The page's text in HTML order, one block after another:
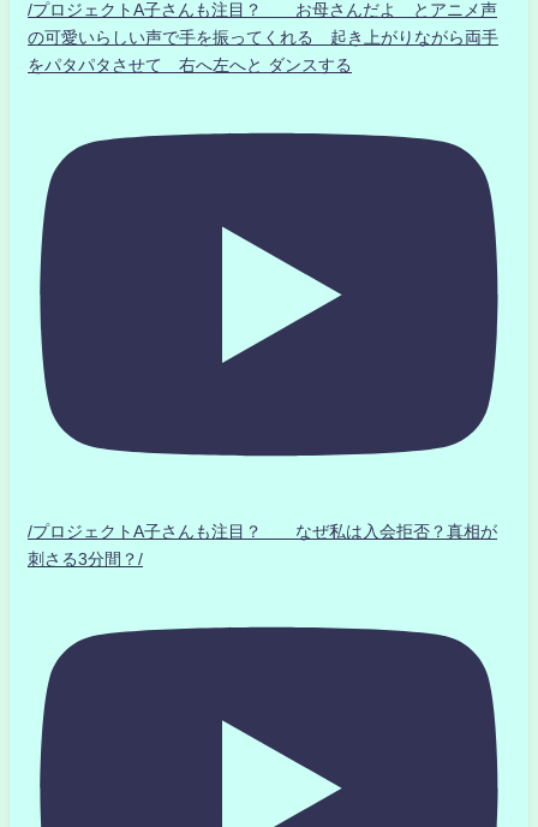
/プロジェクトA子さんも注目？ お母さんだよ とアニメ声
の可愛いらしい声で手を振ってくれる 起き上がりながら両手
をパタパタさせて 右へ左へと ダンスする
/プロジェクトA子さんも注目？ なぜ私は入会拒否？真相が
刺さる3分間？/